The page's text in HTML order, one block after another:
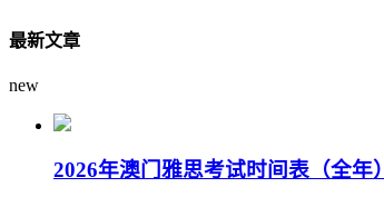
最新文章
new
2026年澳门雅思考试时间表（全年）